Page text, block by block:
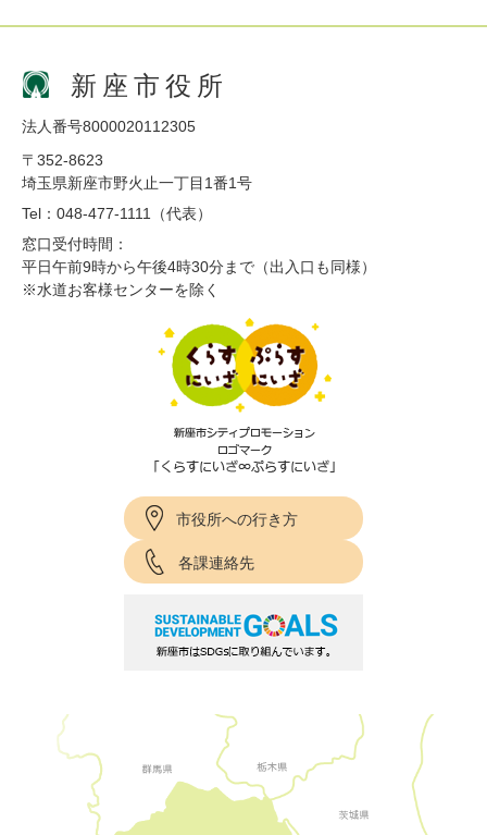
新座市役所
法人番号8000020112305
〒352-8623
埼玉県新座市野火止一丁目1番1号
Tel：048-477-1111（代表）
窓口受付時間：
平日午前9時から午後4時30分まで（出入口も同様）
※水道お客様センターを除く
市役所への行き方
各課連絡先